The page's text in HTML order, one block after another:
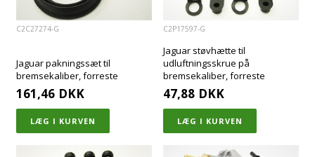
C2C27274-G
Jaguar pakningssæt til
bremsekaliber, forreste
161,46 DKK
C2P17597-G
Jaguar støvhætte til
udluftningsskrue på
bremsekaliber, forreste
47,88 DKK